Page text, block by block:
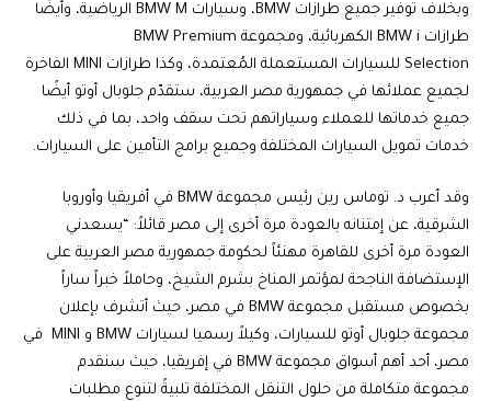
وبخلاف توفير جميع طرازات BMW، وسيارات BMW M الرياضية، وأيضًا
طرازات BMW i الكهربائية، ومجموعة BMW Premium
Selection للسيارات المستعملة المُعتمدة، وكذا طرازات MINI الفاخرة
لجميع عملائها في جمهورية مصر العربية، ستقدّم جلوبال أوتو أيضًا
جميع خدماتها للعملاء وسياراتهم تحت سقف واحد، بما في ذلك
خدمات تمويل السيارات المختلفة وجميع برامج التأمين على السيارات.
وقد أعرب د. توماس رين رئيس مجموعة BMW في أفريقيا وأوروبا
الشرقية، عن إمتنانه بالعودة مرة أخرى إلى مصر قائلاً: “يسعدني
العودة مرة أخرى للقاهرة مهنئاً لحكومة جمهورية مصر العربية على
الإستضافة الناجحة لمؤتمر المناخ بشرم الشيخ، وحاملاً خبراً ساراً
بخصوص مستقبل مجموعة BMW في مصر، حيث أتشرف بإعلان
مجموعة جلوبال أوتو للسيارات، وكيلاً رسميا لسيارات BMW و MINI في
مصر، أحد أهم أسواق مجموعة BMW في إفريقيا، حيث سنقدم
مجموعة متكاملة من حلول التنقل المختلفة تلبيةً لتنوع مطلبات